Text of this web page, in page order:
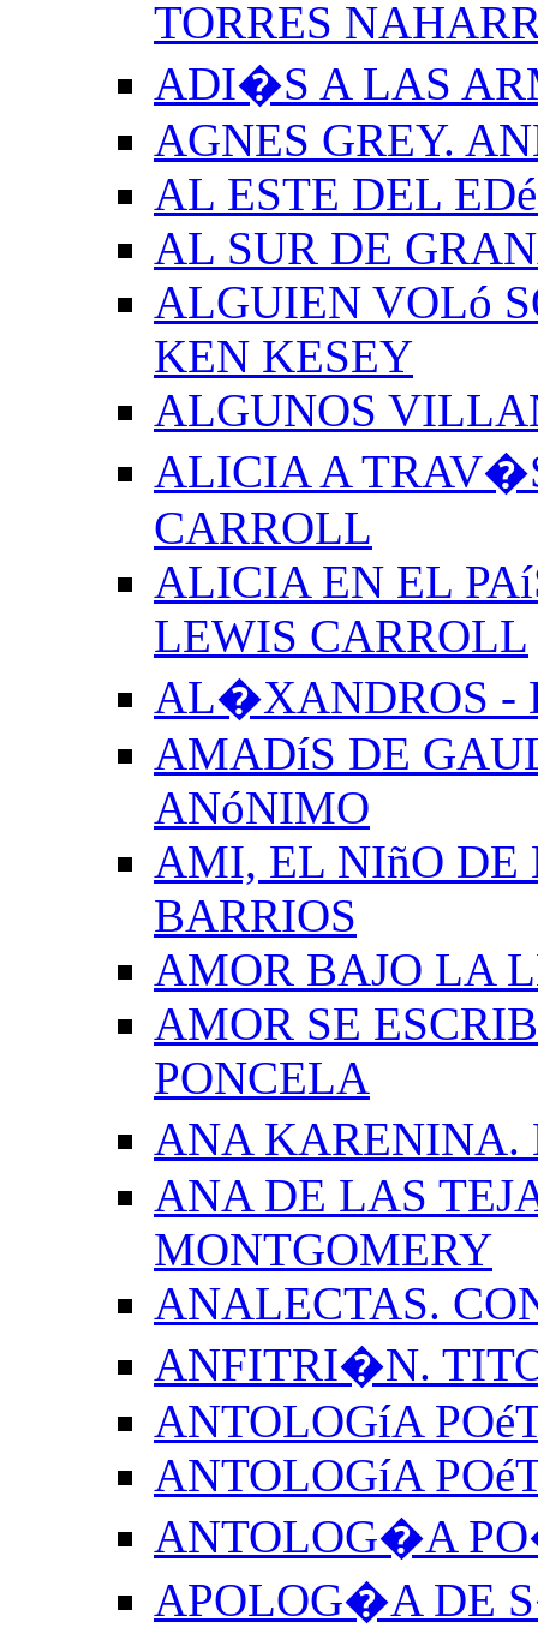
TORRES
ADI�S A LAS
AGNES GREY.
AL ESTE DEL
AL SUR DE
ALGUIEN VOLó
KEN KESEY
ALGUNOS
ALICIA A
CARROLL
ALICIA EN EL
LEWIS CARROLL
AL�XANDROS -
AMADíS DE
ANóNIMO
AMI, EL NIñO DE
BARRIOS
AMOR BAJO LA
AMOR SE
PONCELA
ANA
ANA DE LAS
MONTGOMERY
ANALECTAS.
ANFITRI�N.
ANTOLOGíA
ANTOLOGíA
ANTOLOG�A
APOLOG�A DE